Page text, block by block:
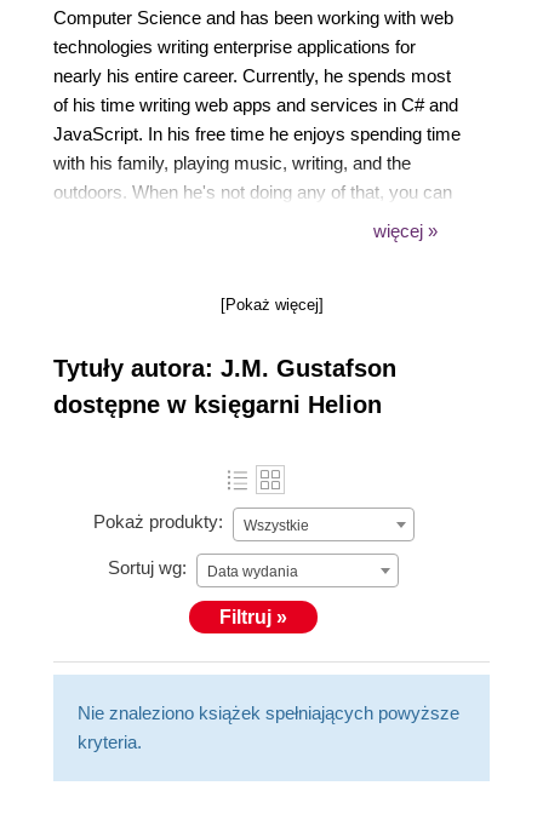
Computer Science and has been working with web
technologies writing enterprise applications for
nearly his entire career. Currently, he spends most
of his time writing web apps and services in C# and
JavaScript. In his free time he enjoys spending time
with his family, playing music, writing, and the
outdoors. When he's not doing any of that, you can
find him doing (what else?) more programming.
you can find on his website at
więcej »
[Pokaż więcej]
Tytuły autora: J.M. Gustafson
dostępne w księgarni Helion
Pokaż produkty: Wszystkie
Sortuj wg: Data wydania
Filtruj »
Nie znaleziono książek spełniających powyższe
kryteria.